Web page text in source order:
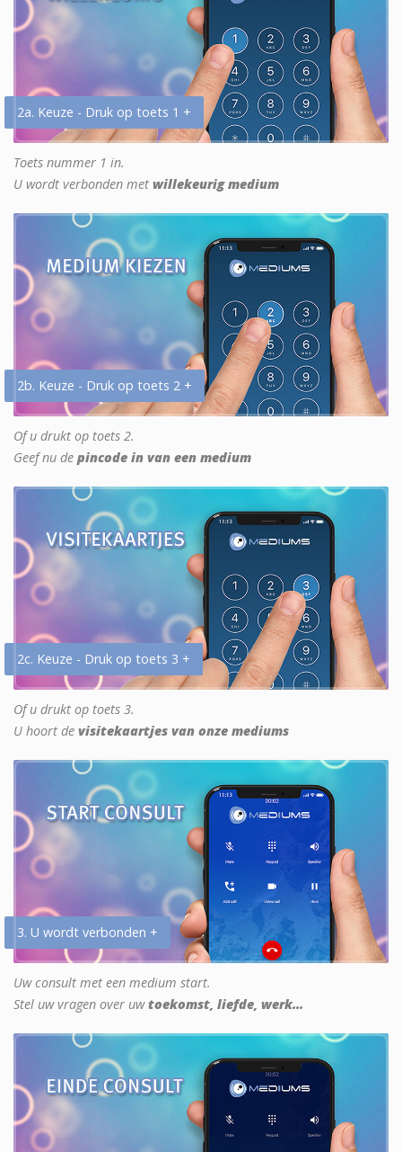
2a. Keuze - Druk op toets 1 +
Toets nummer 1 in.
U wordt verbonden met willekeurig medium
2b. Keuze - Druk op toets 2 +
Of u drukt op toets 2.
Geef nu de pincode in van een medium
2c. Keuze - Druk op toets 3 +
Of u drukt op toets 3.
U hoort de visitekaartjes van onze mediums
3. U wordt verbonden +
Uw consult met een medium start.
Stel uw vragen over uwtoekomst, liefde, werk...